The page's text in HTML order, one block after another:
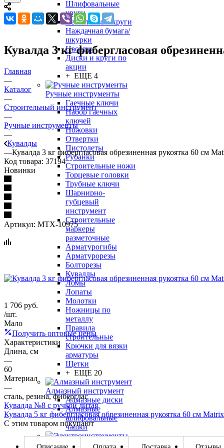
Шлифовальные
круги
Лепестковые круги
Наждачная бумага/
шкурки
Насадки
Диски и круги по
акции
+ ЕЩЕ 4
Ручные инструменты
Гаечные ключи
Набор гаечных
ключей
Ножовки
Отвертки
Пистолеты
Рубанки
Строительные ножи
Торцевые головки
Трубные ключи
Шарнирно-
губцевый
инструмент
Строительные
маркеры
разметочные
Арматурогибы
Арматурорезы
Болторезы
Кувалды
Ломы
Лопаты
Молотки
Ножницы по
металлу
Правила
строительные
Крючки для вязки
арматуры
Щетки
+ ЕЩЕ 20
Алмазный инструмент
Алмазные диски
Алмазные
шлифовальные
чашки
Электроинструменты
Кувалда 3 кг фибергласовая
Главная
—
Каталог
—
Строительный инструмент
—
Ручные инструменты
—
Кувалды
—Кувалда 3 кг фибергласовая обрезиненная рукоятка 60 см
Код товара: 37194
Новинки
Артикул: MTX-10975
1 706 руб.
/шт.
Мало
Получить оптовые цены
Характеристики
Длина, см
—
60
Материал
—
сталь, резина, фиберглас
Кувалда №8 с ручкой литая
Кувалда 5 кг фибергласовая обрезиненная рукоятка 60 см Matrix
С этим товаром покупают